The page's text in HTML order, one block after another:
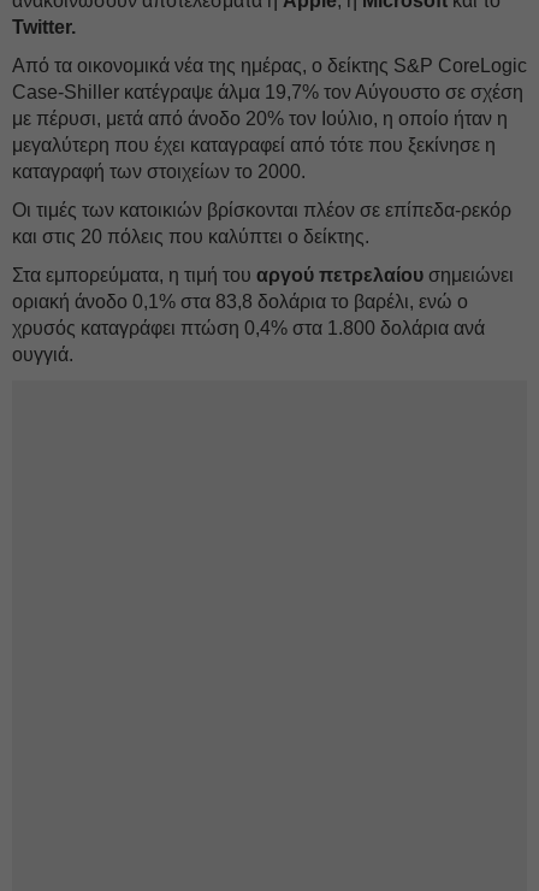
Twitter.
Από τα οικονομικά νέα της ημέρας, ο δείκτης S&P CoreLogic
Case-Shiller κατέγραψε άλμα 19,7% τον Αύγουστο σε σχέση
με πέρυσι, μετά από άνοδο 20% τον Ιούλιο, η οποίο ήταν η
μεγαλύτερη που έχει καταγραφεί από τότε που ξεκίνησε η
καταγραφή των στοιχείων το 2000.
Οι τιμές των κατοικιών βρίσκονται πλέον σε επίπεδα-ρεκόρ
και στις 20 πόλεις που καλύπτει ο δείκτης.
Στα εμπορεύματα, η τιμή του αργού πετρελαίου σημειώνει
οριακή άνοδο 0,1% στα 83,8 δολάρια το βαρέλι, ενώ ο
χρυσός καταγράφει πτώση 0,4% στα 1.800 δολάρια ανά
ουγγιά.